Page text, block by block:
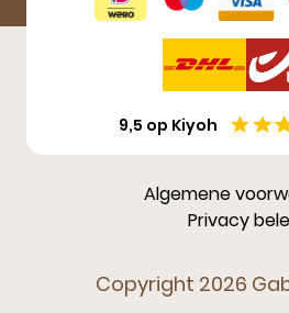
9,5 op Kiyoh
Copyright 2026
Algemene
Privacy